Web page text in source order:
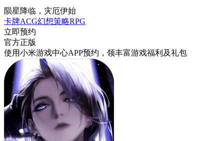
陨星降临，灾厄伊始
卡牌ACG幻想策略RPG
立即预约
官方正版
使用小米游戏中心APP预约 ，领丰富游戏福利 及礼包